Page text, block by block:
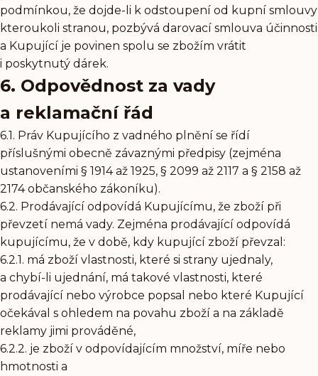
podmínkou, že dojde-li k odstoupení od kupní smlouvy
kteroukoli stranou, pozbývá darovací smlouva účinnosti
a Kupující je povinen spolu se zbožím vrátit
i poskytnutý dárek.
6. Odpovědnost za vady
a reklamační řád
6.1. Práv Kupujícího z vadného plnění se řídí
příslušnými obecně závaznými předpisy (zejména
ustanoveními § 1914 až 1925, § 2099 až 2117 a § 2158 až
2174 občanského zákoníku).
6.2. Prodávající odpovídá Kupujícímu, že zboží při
převzetí nemá vady. Zejména prodávající odpovídá
kupujícímu, že v době, kdy kupující zboží převzal:
6.2.1. má zboží vlastnosti, které si strany ujednaly,
a chybí-li ujednání, má takové vlastnosti, které
prodávající nebo výrobce popsal nebo které Kupující
očekával s ohledem na povahu zboží a na základě
reklamy jimi prováděné,
6.2.2. je zboží v odpovídajícím množství, míře nebo
hmotnosti a